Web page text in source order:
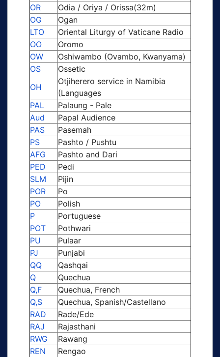
OR
Odia / Oriya / Orissa(32m)
OG
Ogan
LTO
Oriental Liturgy of Vaticane Radio
OO
Oromo
OW
Oshiwambo (Ovambo, Kwanyama)
OS
Ossetic
OH
Otjiherero service in Namibia
(Languages
PAL
Palaung - Pale
Aud
Papal Audience
PAS
Pasemah
PS
Pashto / Pushtu
AFG
Pashto and Dari
PED
Pedi
SLM
Pijin
POR
Po
PO
Polish
P
Portuguese
POT
Pothwari
PU
Pulaar
PJ
Punjabi
QQ
Qashqai
Q
Quechua
Q,F
Quechua, French
Q,S
Quechua, Spanish/Castellano
RAD
Rade/Ede
RAJ
Rajasthani
RWG
Rawang
REN
Rengao